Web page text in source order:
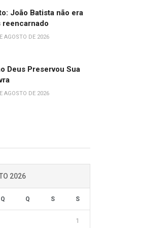
João Batista não era
reencarnado
AGOSTO DE 2026
Deus Preservou Sua
AGOSTO DE 2026
2026
Q Q S S
1